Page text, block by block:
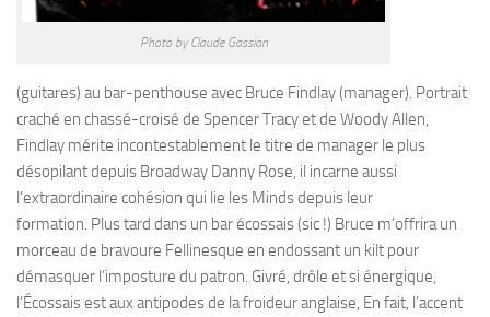
Photo by Claude Gassian
(guitares) au bar-penthouse avec Bruce Findlay (manager). Portrait
craché en chassé-croisé de Spencer Tracy et de Woody Allen,
Findlay mérite incontestablement le titre de manager le plus
désopilant depuis Broadway Danny Rose, il incarne aussi
l’extraordinaire cohésion qui lie les Minds depuis leur
formation. Plus tard dans un bar écossais (sic !) Bruce m’offrira un
morceau de bravoure Fellinesque en endossant un kilt pour
démasquer l’imposture du patron. Givré, drôle et si énergique,
l’Écossais est aux antipodes de la froideur anglaise, En fait, l’accent